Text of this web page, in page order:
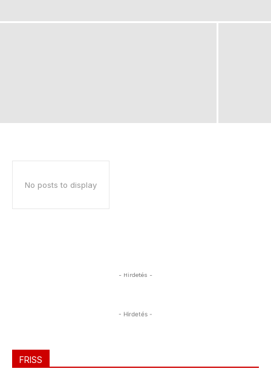
No posts to display
- Hirdetés -
- Hirdetés -
FRISS